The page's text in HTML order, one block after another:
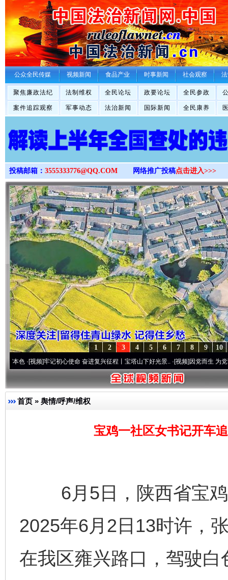
>
公众全民传媒 视频新闻 食品产业 时事新闻 社会观察
聚焦廉政法纪 法制维权 全民论坛 政要论坛 全民参政
案件追踪观察 军事动态 法治新闻 国际新闻 全民康养
投稿邮箱： 3555333776@QQ.COM 网络推广投稿点击进入>>>
10
9
8
7
6
5
4
3
2
1
牢记初心使命 奋进复兴征程丨宝塔山下好光景..·[视频]因党而生 为党而战——百
首页 » 舆情/呼声/维权
宝鸡一社区女书记开车
6月5日，陕西省宝鸡
2025年6月2日13时许，
在我区雍兴路口，驾驶